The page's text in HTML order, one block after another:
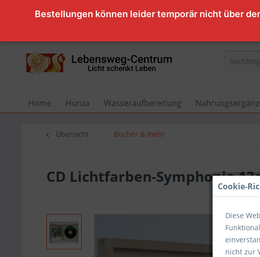
Bestellungen können leider temporär nicht über
Home Hunza Wasseraufbereitung
Übersicht Bücher & mehr
CD Lichtfarben-Symphonie
Cookie-
Diese
nicht zur